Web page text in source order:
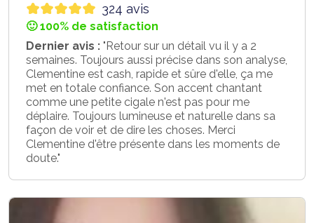
324 avis
🙂 100% de satisfaction
Dernier avis : "Retour sur un détail vu il y a 2
semaines. Toujours aussi précise dans son analyse,
Clementine est cash, rapide et sûre d'elle, ça me
met en totale confiance. Son accent chantant
comme une petite cigale n'est pas pour me
déplaire. Toujours lumineuse et naturelle dans sa
façon de voir et de dire les choses. Merci
Clementine d'être présente dans les moments de
doute."